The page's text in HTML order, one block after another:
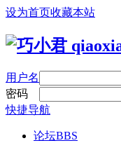
设为首页收藏本站
用户名
密码
快捷导航
论坛BBS